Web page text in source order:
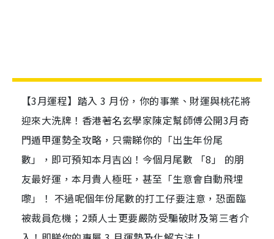
【3月運程】踏入 3 月份，你的事業、財運與桃花將
迎來大洗牌！香港著名玄學家陳定幫師傅公開3月奇
門遁甲運勢全攻略，只需睇你的「出生年份尾
數」，即可預知本月吉凶！今個月尾數 「8」 的朋
友最好運，本月貴人極旺，甚至「生意會自動飛埋
嚟」！ 不過呢個年份尾數的打工仔要注意，恐面臨
被裁員危機；2類人士更要嚴防受騙破財及第三者介